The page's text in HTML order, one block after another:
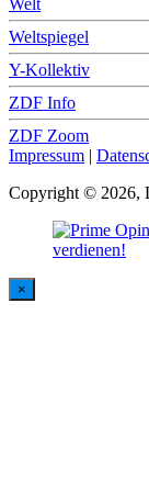
Weltspiegel
Y-Kollektiv
ZDF Info
ZDF Zoom
Impressum |
Copyright © 2026,
×